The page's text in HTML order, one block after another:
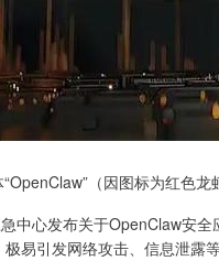
（因图标为红色
中心发布关于OpenClaw安
易引发网络攻击、信息泄露等
14311.01 200.89